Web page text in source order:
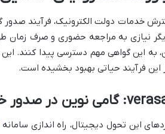
خدمات دولت الکترونیک، فرآیند صدور
نیازی به مراجعه حضوری و صرف زمان
به این گواهی مهم دسترسی پیدا کنند.
این فرآیند حیاتی بهبود بخشیده است.
این تحول دیجیتال، راه اندازی سامانه